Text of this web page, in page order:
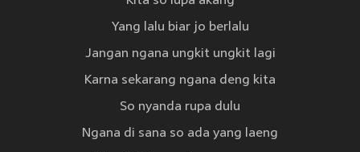
Yang lalu biar jo berlalu
Jangan ngana ungkit ungkit lagi
Karna sekarang ngana deng kita
So nyanda rupa dulu
Ngana di sana so ada yang laeng